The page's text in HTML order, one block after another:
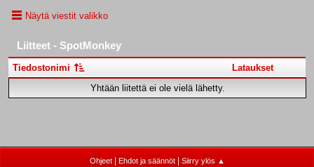
Näytä viestit valikko
Liitteet - SpotMonkey
Tiedostonimi
Lataukset
Yhtään liitettä ei ole vielä lähetty.
Ohjeet| Ehdot ja säännöt|
Siirry ylös ▲